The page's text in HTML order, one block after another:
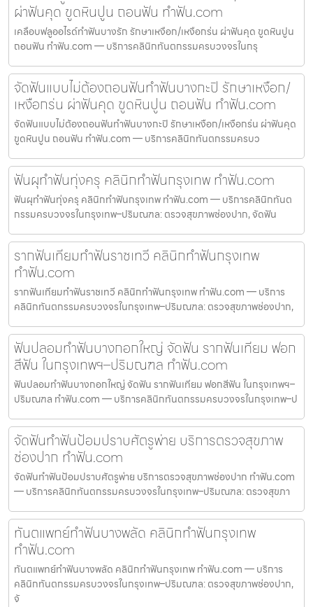
ผ่าฟันคุด ขูดหินปูน ถอนฟัน ทำฟัน.com
เคลือบฟลูออไรด์ทำฟันบางรัก รักษาเหงือก/เหงือกร่น ผ่าฟันคุด ขูดหินปูน
ถอนฟัน ทำฟัน.com — บริการคลินิกทันตกรรมครบวงจรในกรุ
จัดฟันแบบไม่ต้องถอนฟันทำฟันบางกะปิ รักษาเหงือก/
เหงือกร่น ผ่าฟันคุด ขูดหินปูน ถอนฟัน ทำฟัน.com
จัดฟันแบบไม่ต้องถอนฟันทำฟันบางกะปิ รักษาเหงือก/เหงือกร่น ผ่าฟันคุด
ขูดหินปูน ถอนฟัน ทำฟัน.com — บริการคลินิกทันตกรรมครบว
ฟันผุทำฟันทุ่งครุ คลินิกทำฟันกรุงเทพ ทำฟัน.com
ฟันผุทำฟันทุ่งครุ คลินิกทำฟันกรุงเทพ ทำฟัน.com — บริการคลินิกทันต
กรรมครบวงจรในกรุงเทพ–ปริมณฑล: ตรวจสุขภาพช่องปาก, จัดฟัน
รากฟันเทียมทำฟันราชเทวี คลินิกทำฟันกรุงเทพ
ทำฟัน.com
รากฟันเทียมทำฟันราชเทวี คลินิกทำฟันกรุงเทพ ทำฟัน.com — บริการ
คลินิกทันตกรรมครบวงจรในกรุงเทพ–ปริมณฑล: ตรวจสุขภาพช่องปาก,
ฟันปลอมทำฟันบางกอกใหญ่ จัดฟัน รากฟันเทียม ฟอก
สีฟัน ในกรุงเทพฯ–ปริมณฑล ทำฟัน.com
ฟันปลอมทำฟันบางกอกใหญ่ จัดฟัน รากฟันเทียม ฟอกสีฟัน ในกรุงเทพฯ–
ปริมณฑล ทำฟัน.com — บริการคลินิกทันตกรรมครบวงจรในกรุงเทพ–ป
จัดฟันทำฟันป้อมปราบศัตรูพ่าย บริการตรวจสุขภาพ
ช่องปาก ทำฟัน.com
จัดฟันทำฟันป้อมปราบศัตรูพ่าย บริการตรวจสุขภาพช่องปาก ทำฟัน.com
— บริการคลินิกทันตกรรมครบวงจรในกรุงเทพ–ปริมณฑล: ตรวจสุขภา
ทันตแพทย์ทำฟันบางพลัด คลินิกทำฟันกรุงเทพ
ทำฟัน.com
ทันตแพทย์ทำฟันบางพลัด คลินิกทำฟันกรุงเทพ ทำฟัน.com — บริการ
คลินิกทันตกรรมครบวงจรในกรุงเทพ–ปริมณฑล: ตรวจสุขภาพช่องปาก,
จั